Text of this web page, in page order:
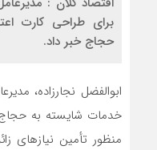
برای طراحی کارت
حجاج خبر داد.
ابوالفضل نجارزاده،
خدمات شایسته به
منظور تأمین نیازهای